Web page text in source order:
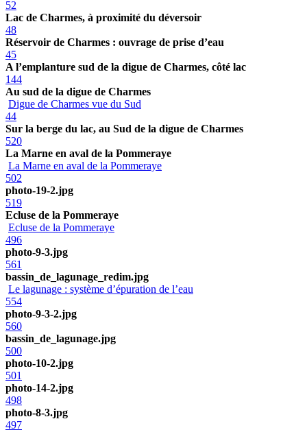
52
Lac de Charmes, à proximité du déversoir
48
Réservoir de Charmes : ouvrage de prise d’eau
45
A l’emplanture sud de la digue de Charmes, côté lac
144
Au sud de la digue de Charmes
Digue de Charmes vue du Sud
44
Sur la berge du lac, au Sud de la digue de Charmes
520
La Marne en aval de la Pommeraye
La Marne en aval de la Pommeraye
502
photo-19-2.jpg
519
Ecluse de la Pommeraye
Ecluse de la Pommeraye
496
photo-9-3.jpg
561
bassin_de_lagunage_redim.jpg
Le lagunage : système d’épuration de l’eau
554
photo-9-3-2.jpg
560
bassin_de_lagunage.jpg
500
photo-10-2.jpg
501
photo-14-2.jpg
498
photo-8-3.jpg
497